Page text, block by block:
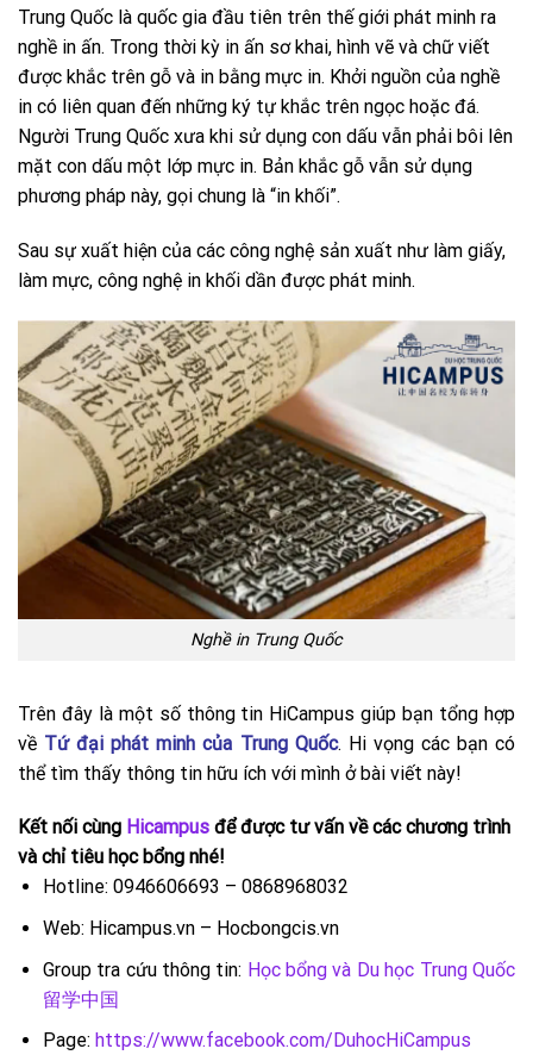
Trung Quốc là quốc gia đầu tiên trên thế giới phát minh ra
nghề in ấn. Trong thời kỳ in ấn sơ khai, hình vẽ và chữ viết
được khắc trên gỗ và in bằng mực in. Khởi nguồn của nghề
in có liên quan đến những ký tự khắc trên ngọc hoặc đá.
Người Trung Quốc xưa khi sử dụng con dấu vẫn phải bôi lên
mặt con dấu một lớp mực in. Bản khắc gỗ vẫn sử dụng
phương pháp này, gọi chung là “in khối”.
Sau sự xuất hiện của các công nghệ sản xuất như làm giấy,
làm mực, công nghệ in khối dần được phát minh.
Nghề in Trung Quốc
Trên đây là một số thông tin HiCampus giúp bạn tổng hợp
về Tứ đại phát minh của Trung Quốc. Hi vọng các bạn có
thể tìm thấy thông tin hữu ích với mình ở bài viết này!
Kết nối cùng Hicampus để được tư vấn về các chương trình
và chỉ tiêu học bổng nhé!
Hotline: 0946606693 – 0868968032
Web: Hicampus.vn – Hocbongcis.vn
Group tra cứu thông tin: Học bổng và Du học Trung Quốc
留学中国
Page: https://www.facebook.com/DuhocHiCampus